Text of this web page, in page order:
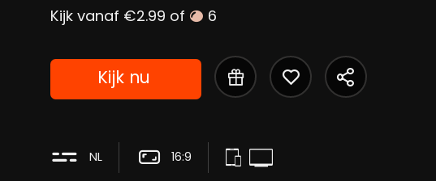
Kijk vanaf €2.99 of 6
Kijk nu
NL 16:9